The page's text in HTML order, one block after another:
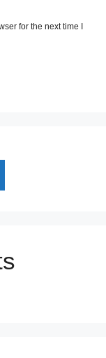
for the next time I